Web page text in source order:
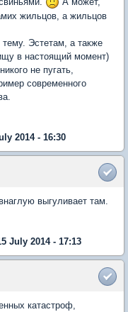
жильцов, а жильцов
тему. Эстетам, а также
в настоящий момент)
не пугать,
современного
2014 - 16:30
выгуливает там.
July 2014 - 17:13
катастроф,